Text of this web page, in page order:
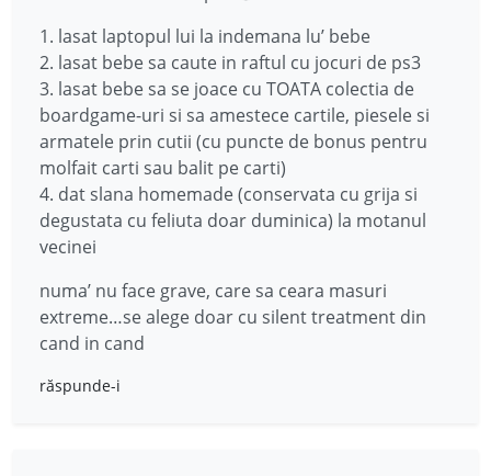
1. lasat laptopul lui la indemana lu’ bebe
2. lasat bebe sa caute in raftul cu jocuri de ps3
3. lasat bebe sa se joace cu TOATA colectia de
boardgame-uri si sa amestece cartile, piesele si
armatele prin cutii (cu puncte de bonus pentru
molfait carti sau balit pe carti)
4. dat slana homemade (conservata cu grija si
degustata cu feliuta doar duminica) la motanul
vecinei
numa’ nu face grave, care sa ceara masuri
extreme…se alege doar cu silent treatment din
cand in cand
răspunde-i